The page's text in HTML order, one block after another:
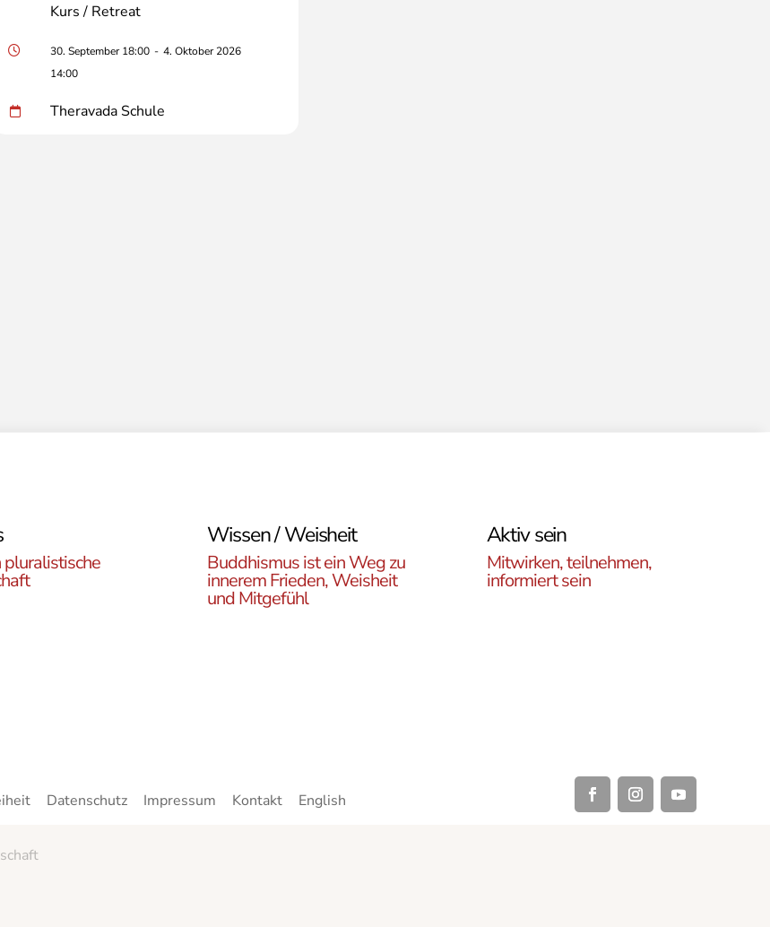
Kurs / Retreat
30. September 18:00 - 4. Oktober 2026
14:00
Theravada Schule
Wissen / Weisheit
Buddhismus ist ein Weg zu
innerem Frieden, Weisheit
und Mitgefühl
Aktiv sein
Mitwirken, teilnehmen,
informiert sein
Datenschutz Impressum Kontakt English